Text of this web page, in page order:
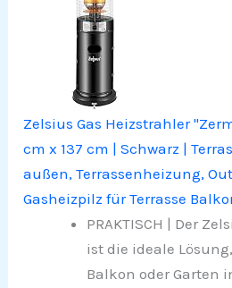
Zelsius Gas Heizstrahler
cm x 137 cm | Schwarz |
außen, Terrassenheizung,
Gasheizpilz für Terrasse
PRAKTISCH | Der
ist die ideale
Balkon oder Garten